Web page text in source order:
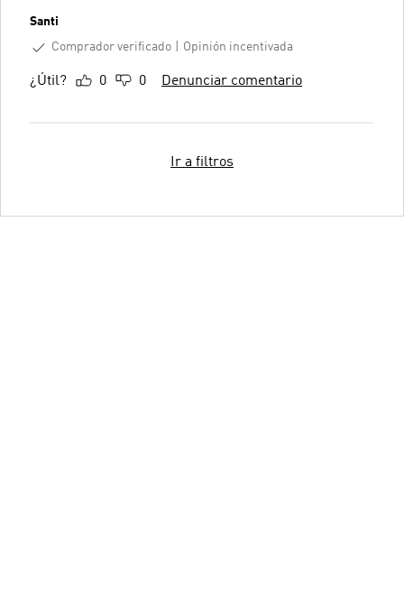
Santi
Comprador verificado
Opinión incentivada
¿Útil? 0 0 Denunciar comentario
Ir a filtros